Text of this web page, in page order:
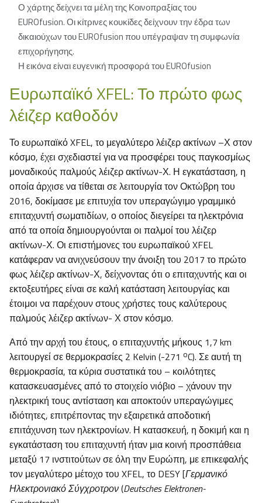
Ο χάρτης δείχνει τα μέλη της Κοινοπραξίας του
EUROfusion. Οι κίτρινες κουκίδες δείχνουν την έδρα των
δικαιούχων του EUROfusion που υπέγραψαν τη συμφωνία
επιχορήγησης.
Η εικόνα είναι ευγενική προσφορά του EUROfusion
Ευρωπαϊκό XFEL: Το πρώτο φως
λέιζερ καθοδόν
Το ευρωπαϊκό XFEL, το μεγαλύτερο λέιζερ ακτίνων –Χ στον
κόσμο, έχει σχεδιαστεί για να προσφέρει τους παγκοσμίως
μοναδικούς παλμούς λέιζερ ακτίνων-Χ. Η εγκατάσταση, η
οποία άρχισε να τίθεται σε λειτουργία τον Οκτώβρη του
2016, δοκίμασε με επιτυχία τον υπεραγώγιμο γραμμικό
επιταχυντή σωματιδίων, ο οποίος διεγείρει τα ηλεκτρόνια
από τα οποία δημιουργούνται οι παλμοί του λέιζερ
ακτίνων-Χ. Οι επιστήμονες του ευρωπαϊκού XFEL
κατάφεραν να ανιχνεύσουν την άνοιξη του 2017 το πρώτο
φως λέιζερ ακτίνων-Χ, δείχνοντας ότι ο επιταχυντής και οι
εκτοξευτήρες είναι σε καλή κατάσταση λειτουργίας και
έτοιμοι να παρέχουν στους χρήστες τους καλύτερους
παλμούς λέιζερ ακτίνων- Χ στον κόσμο.
Από την αρχή του έτους, ο επιταχυντής μήκους 1,7 km
λειτουργεί σε θερμοκρασίες 2 Kelvin (-271 oC). Σε αυτή τη
θερμοκρασία, τα κύρια συστατικά του – κοιλότητες
κατασκευασμένες από το στοιχείο νιόβιο – χάνουν την
ηλεκτρική τους αντίσταση και αποκτούν υπεραγώγιμες
ιδιότητες, επιτρέποντας την εξαιρετικά αποδοτική
επιτάχυνση των ηλεκτρονίων. Η κατασκευή, η δοκιμή και η
εγκατάσταση του επιταχυντή ήταν μια κοινή προσπάθεια
μεταξύ 17 ινστιτούτων σε όλη την Ευρώπη, με επικεφαλής
τον μεγαλύτερο μέτοχο του XFEL, το DESY [Γερμανικό
Ηλεκτρονιακό Σύγχροτρον(Deutsches Elektronen-